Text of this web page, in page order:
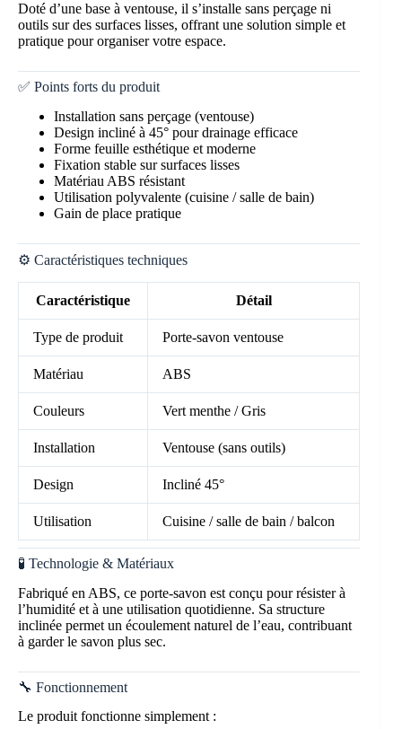
Doté d’une base à ventouse, il s’installe sans perçage ni
outils sur des surfaces lisses, offrant une solution simple et
pratique pour organiser votre espace.
✅ Points forts du produit
Installation sans perçage (ventouse)
Design incliné à 45° pour drainage efficace
Forme feuille esthétique et moderne
Fixation stable sur surfaces lisses
Matériau ABS résistant
Utilisation polyvalente (cuisine / salle de bain)
Gain de place pratique
⚙️ Caractéristiques techniques
Caractéristique Détail
Type de produit Porte-savon ventouse
Matériau ABS
Couleurs Vert menthe / Gris
Installation Ventouse (sans outils)
Design Incliné 45°
Utilisation Cuisine / salle de bain / balcon
🧪 Technologie & Matériaux
Fabriqué en ABS, ce porte-savon est conçu pour résister à
l’humidité et à une utilisation quotidienne. Sa structure
inclinée permet un écoulement naturel de l’eau, contribuant
à garder le savon plus sec.
🔧 Fonctionnement
Le produit fonctionne simplement :